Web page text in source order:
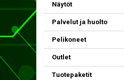
Näytöt
Palvelut ja huolto
Pelikoneet
Outlet
Tuotepaketit